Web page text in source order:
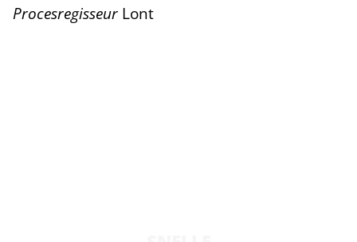
Procesregisseur Lont